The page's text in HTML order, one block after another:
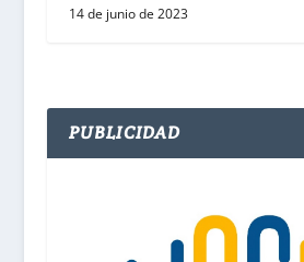
14 de junio de 2023
PUBLICIDAD